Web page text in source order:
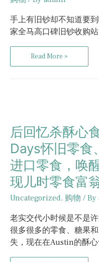
手上有旧钞却不知道要
家全马高口碑旧钞收购
Read More »
后回忆杀酥心
Days怀旧零食
进口零食，唤
现儿时零食富
Uncategorized, 购物 / By
老实交代小时候是不是
很多很多的零食、糖果
失，现在在Austin的酥